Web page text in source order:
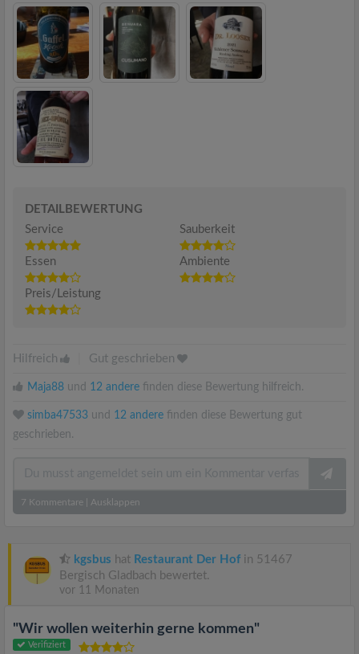
DETAILBEWERTUNG
Service
Sauberkeit
Essen Ambiente
Preis/Leistung
Hilfreich Gut geschrieben
Maja88 und 12 andere finden diese Bewertung hilfreich.
simba47533 und 12 andere finden diese Bewertung gut
geschrieben.
7 Kommentare Ausklappen
kgsbus hat Restaurant Der Hof in 51467
Bergisch Gladbach bewertet.
vor 11 Monaten
"Wir wollen weiterhin gerne kommen"
Verifiziert